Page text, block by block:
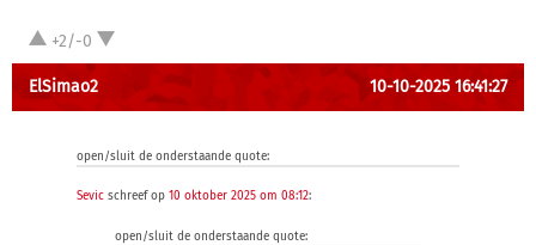
+2/-0
ElSimao2 10-10-2025 16:41:27
open/sluit de onderstaande quote:
Sevic schreef op 10 oktober 2025 om 08:12:
open/sluit de onderstaande quote: